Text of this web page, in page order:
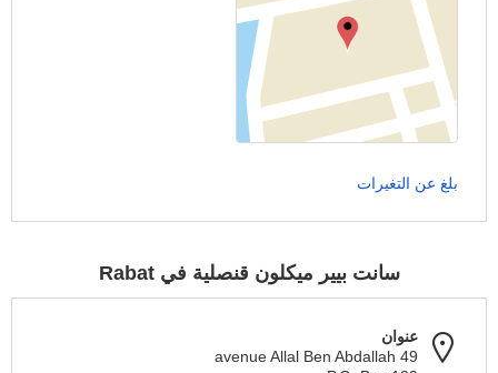
بلغ عن التغيرات
سانت بيير ميكلون قنصلية في Rabat
عنوان
49 avenue Allal Ben Abdallah